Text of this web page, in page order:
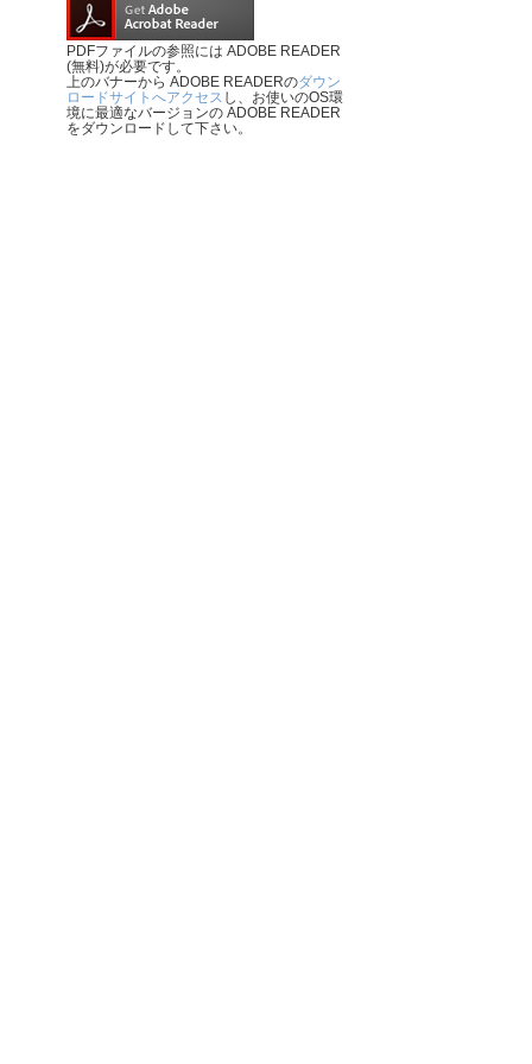
PDFファイルの参照には ADOBE READER
(無料)が必要です。
上のバナーから ADOBE READERのダウン
ロードサイトへアクセス し、お使いのOS環
境に最適なバージョンの ADOBE READER
をダウンロードして下さい。